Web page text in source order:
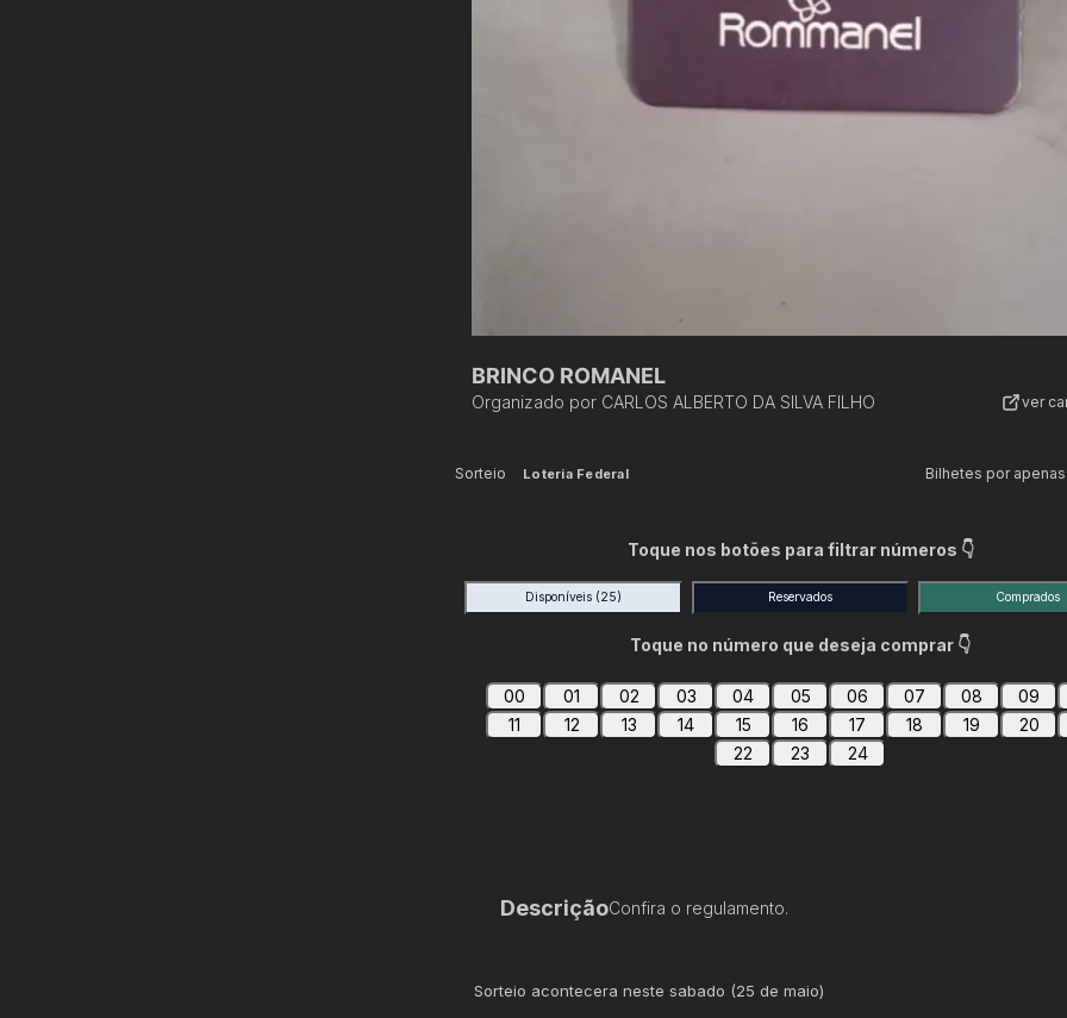
BRINCO ROMANEL
Organizado por CARLOS ALBERTO DA SILVA FILHO ver
Sorteio Loteria Federal Bilhetes por apenas
Toque nos botões para filtrar números 👇
Disponíveis (25) Reservados Comprados
Toque no número que deseja comprar 👇
00 01 02 03 04 05 06 07 08 09
11
12 13 14 15 16 17 18 19 20
22
23 24
DescriçãoConfira o regulamento.
Sorteio acontecera neste sabado (25 de maio)